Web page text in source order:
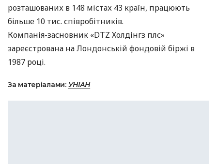
розташованих в 148 містах 43 країн, працюють
більше 10 тис. співробітників.
Компанія-засновник «DTZ Холдінгз плс»
зареєстрована на Лондонській фондовій біржі в
1987 році.
За матеріалами: УНІАН